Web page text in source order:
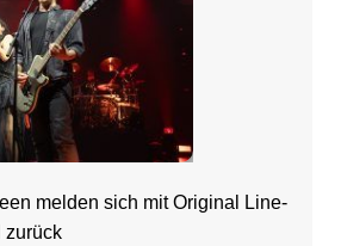
melden sich mit Original Line-
zurück